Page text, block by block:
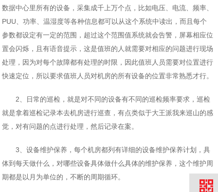
数据中心里所有的设备，采集成千上万个点，比如电压、电流、频率、
PUU、功率、温湿度等各种信息都可以从这个系统中读出，而且每个
参数都设定有一定的范围，超过这个范围值系统就会告警，屏幕相应位
置会闪烁，且有语音提示，这是值班的人就需要对相应的问题进行现场
处理，因为对每个故障都有处理的时限，因此值班人员需要对位置进行
快速定位，所以要求值班人员对机房的所有设备的位置非常熟悉才行。
2、日常的巡检，就是对不同的设备有不同的巡检频率要求，巡检
就是拿着巡检记录本去机房进行巡查，有点类似于大王派我来巡山的感
觉，对有问题的点进行处理，然后记录在案。
3、设备维护保养，每个机房都列有详细的设备维护保养计划，具
体到每天做什么，对哪些设备具体做什么具体的维护保养，这个维护周
期都是以月为单位的，不断的周期循环。